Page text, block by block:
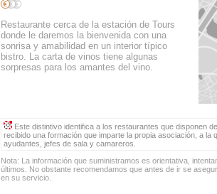
Restaurante cerca de la estación de Tours
donde le daremos la bienvenida con una
sonrisa y amabilidad en un interior típico
bistro. La carta de vinos tiene algunas
sorpresas para los amantes del vino.
Este distintivo identifica a los restaurantes que disponen
recibido una formación que imparte la propia asociación, a
ayudantes, jefes de sala y camareros.
Nota: La información que suministramos es orientativa,
últimos. No obstante recomendamos que antes de ir se
en su servicio.